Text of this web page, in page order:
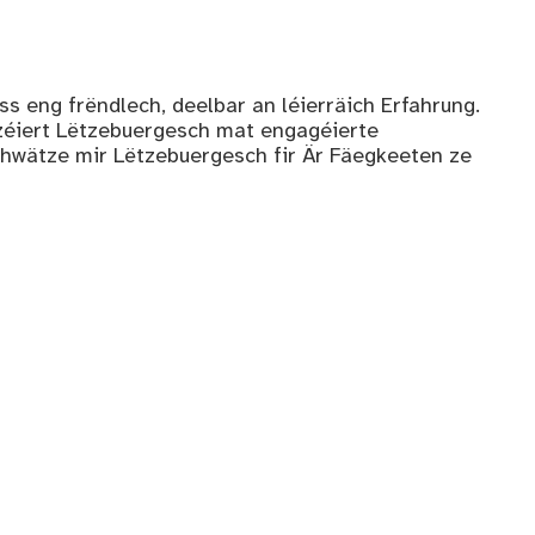
eng frëndlech, deelbar an léierräich Erfahrung.
Lëtzebuergesch mat engagéierte
mir Lëtzebuergesch fir Är Fäegkeeten ze